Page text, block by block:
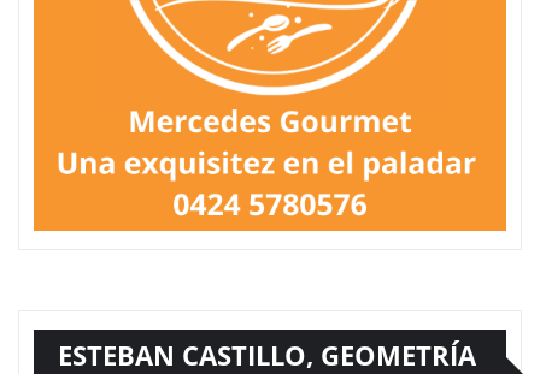
ESTEBAN CASTILLO, GEOMETRÍA